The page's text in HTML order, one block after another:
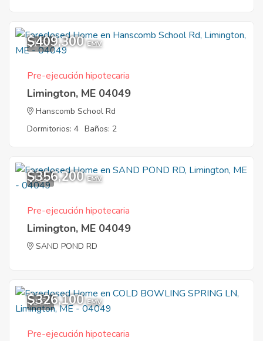
1
$409,300 EMV
Pre-ejecución hipotecaria
Limington, ME 04049
Hanscomb School Rd
Dormitorios: 4 Baños: 2
1
$356,200 EMV
Pre-ejecución hipotecaria
Limington, ME 04049
SAND POND RD
2
$326,100 EMV
Pre-ejecución hipotecaria